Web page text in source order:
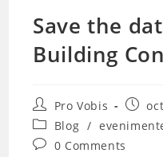
Save the
Building
Post
author:
Pro Vobis
Post
Post
category:
Blog /
Post0 Comments